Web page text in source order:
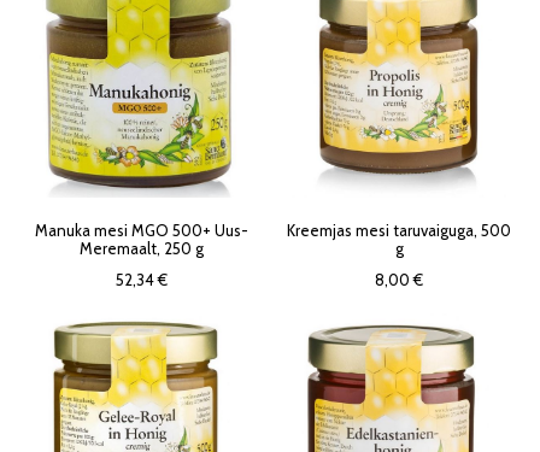
Manuka mesi MGO 500+ Uus-
Meremaalt, 250 g
52,34 €
Kreemjas mesi taruvaiguga, 500
g
8,00 €